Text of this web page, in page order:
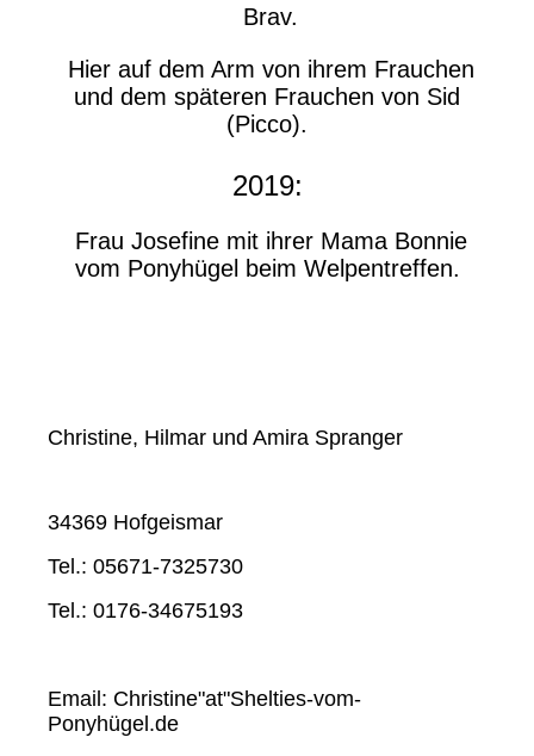
Brav.
Hier auf dem Arm von ihrem Frauchen
und dem späteren Frauchen von Sid
(Picco).
2019:
Frau Josefine mit ihrer Mama Bonnie
vom Ponyhügel beim Welpentreffen.
Christine, Hilmar und Amira Spranger
34369 Hofgeismar
Tel.: 05671-7325730
Tel.: 0176-34675193
Email: Christine"at"Shelties-vom-
Ponyhügel.de